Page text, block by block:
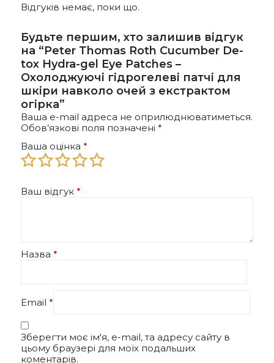
Відгуків немає, поки що.
Будьте першим, хто залишив відгук
на “Peter Thomas Roth Cucumber De-
tox Hydra-gel Eye Patches –
Охолоджуючі гідрогелеві патчі для
шкіри навколо очей з екстрактом
огірка”
Ваша e-mail адреса не оприлюднюватиметься.
Обов’язкові поля позначені *
Ваша оцінка *
Ваш відгук *
Назва *
Email *
Зберегти моє ім'я, e-mail, та адресу сайту в
цьому браузері для моїх подальших
коментарів.